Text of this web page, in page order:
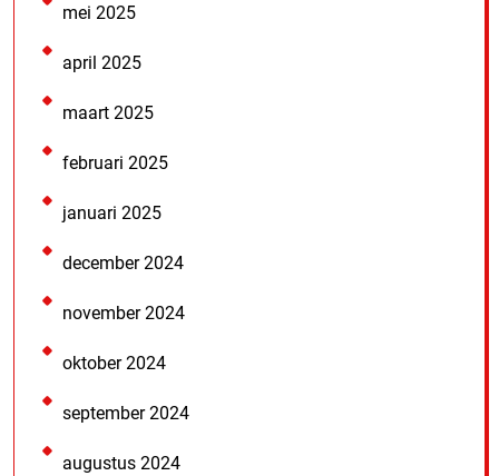
mei 2025
april 2025
maart 2025
februari 2025
januari 2025
december 2024
november 2024
oktober 2024
september 2024
augustus 2024